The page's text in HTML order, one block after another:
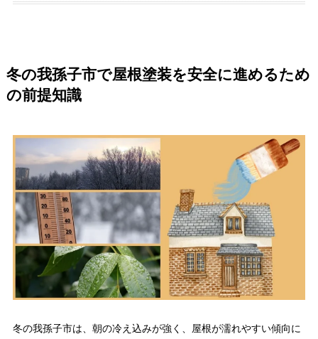
冬の我孫子市で屋根塗装を安全に進めるため
の前提知識
冬の我孫子市は、朝の冷え込みが強く、屋根が濡れやすい傾向に